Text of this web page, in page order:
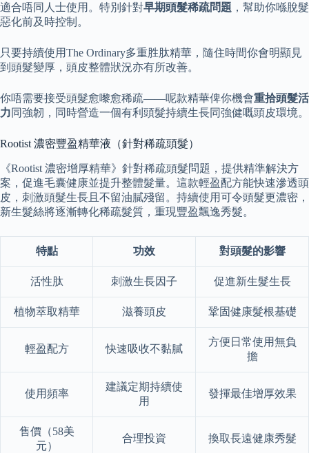
適合唔同人士使用。特別針對早期頭髮稀疏問題 ，幫助你喺脫髮
惡化前及時控制。
只要持續使用The Ordinary多重胜肽精華，隨住時間你會明顯見
到頭髮變厚，頭皮整體狀況亦有所改善。
你唔需要接受頭髮愈嚟愈稀疏——呢款精華俾你機會重拾頭髮活
力同強韌，同時營造一個有利頭髮持續生長同強健嘅頭皮環境。
Rootist 濃密豐盈精華液（針對稀疏頭髮）
《Rootist 濃密增厚精華》針對稀疏頭髮問題，提供精準解決方
案，促進毛囊健康並提升整體髮量。這款輕盈配方能快速滲透頭
皮，刺激頭髮生長且不留油膩殘留。持續使用可令頭髮更濃密，
新生髮絲將逐漸轉化稀疏髮質，重現豐盈飄逸秀髮。
特點 功效 對頭髮的影響
活性肽 刺激生長因子 促進新生髮生長
植物萃取精華 滋養頭皮 鞏固健康髮根基礎
輕盈配方 快速吸收不黏膩
方便日常使用無負
擔
使用頻率
建議定期持續使
用
發揮最佳增厚效果
售價（58美
元）
合理投資 換取長遠健康秀髮